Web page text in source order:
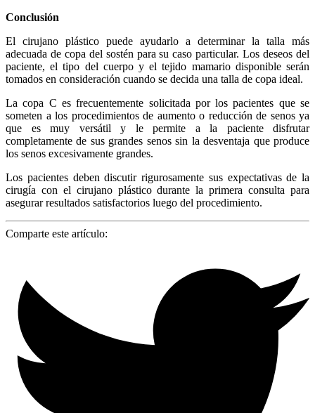
Conclusión
El cirujano plástico puede ayudarlo a determinar la talla más
adecuada de copa del sostén para su caso particular. Los deseos del
paciente, el tipo del cuerpo y el tejido mamario disponible serán
tomados en consideración cuando se decida una talla de copa ideal.
La copa C es frecuentemente solicitada por los pacientes que se
someten a los procedimientos de aumento o reducción de senos ya
que es muy versátil y le permite a la paciente disfrutar
completamente de sus grandes senos sin la desventaja que produce
los senos excesivamente grandes.
Los pacientes deben discutir rigurosamente sus expectativas de la
cirugía con el cirujano plástico durante la primera consulta para
asegurar resultados satisfactorios luego del procedimiento.
Comparte este artículo: